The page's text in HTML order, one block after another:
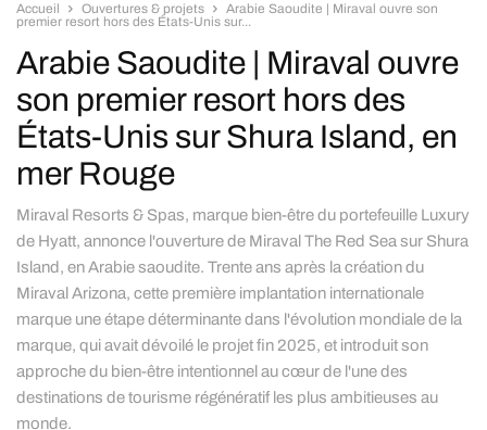
Accueil Ouvertures & projets
Arabie Saoudite | Miraval ouvre son
premier resort hors des États-Unis sur...
Arabie Saoudite | Miraval ouvre
son premier resort hors des
États-Unis sur Shura Island, en
mer Rouge
Miraval Resorts & Spas, marque bien-être du portefeuille Luxury
de Hyatt, annonce l'ouverture de Miraval The Red Sea sur Shura
Island, en Arabie saoudite. Trente ans après la création du
Miraval Arizona, cette première implantation internationale
marque une étape déterminante dans l'évolution mondiale de la
marque, qui avait dévoilé le projet fin 2025, et introduit son
approche du bien-être intentionnel au cœur de l'une des
destinations de tourisme régénératif les plus ambitieuses au
monde.